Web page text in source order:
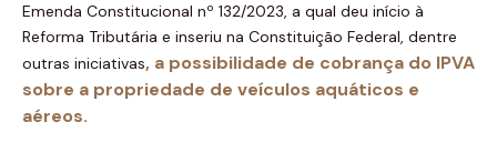
Emenda Constitucional nº 132/2023, a qual deu início à
Reforma Tributária e inseriu na Constituição Federal, dentre
outras iniciativas, a possibilidade de cobrança do IPVA
sobre a propriedade de veículos aquáticos e
aéreos.